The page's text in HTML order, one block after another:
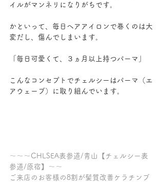
イルがマンネリになりがちです。
かといって、毎日ヘアアイロンで巻くのは大
変だし、傷んでしまいます。
「毎日可愛くて、３ヵ月以上持つパーマ」
こんなコンセプトでチェルシーはパーマ（エ
アウェーブ）に取り組んでいます。
～～～CHLSEA表参道/青山【チェルシー表
参道/原宿】～～
ご来店のお客様の8割が髪質改善ケラチンブ